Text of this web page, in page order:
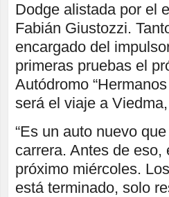
Dodge alistada por el
Fabián Giustozzi.
encargado del
primeras pruebas el
Autódromo
será el viaje a
“Es un auto nuevo
carrera. Antes de
próximo miércoles.
está terminado, solo